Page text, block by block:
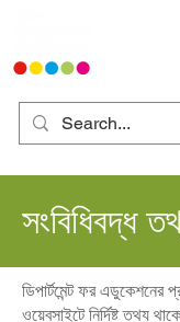
সংবিধিবদ্ধ
ডিপার্টমেন্ট ফর
ওয়েবসাইটে নির্দিষ্ট তথ্য